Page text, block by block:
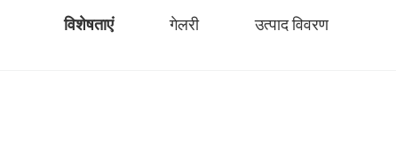
विशेषताएं गेलरी उत्पाद विवरण